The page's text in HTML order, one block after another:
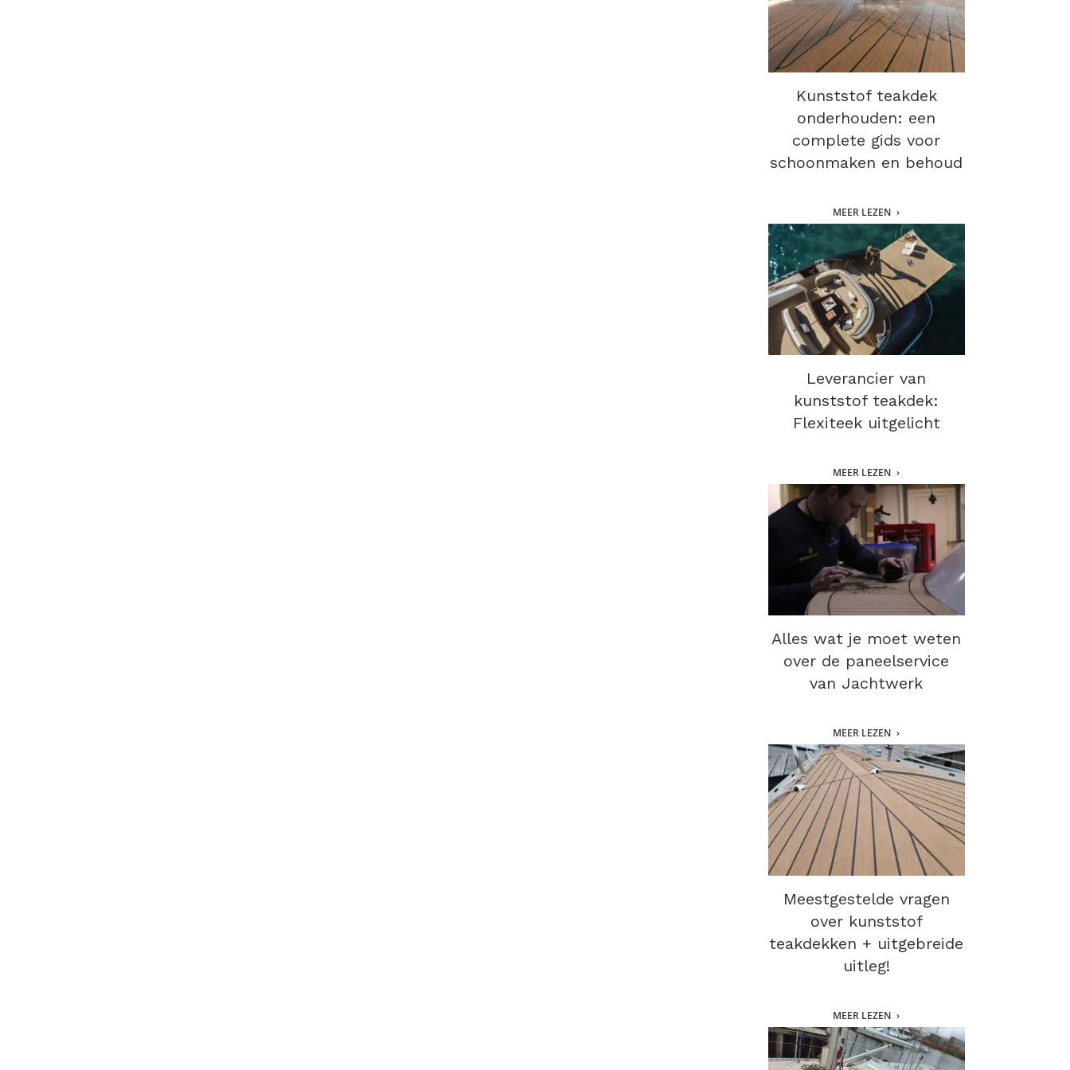
Kunststof teakdek
onderhouden: een
complete gids voor
schoonmaken en behoud
MEER LEZEN
Leverancier van
kunststof teakdek:
Flexiteek uitgelicht
MEER LEZEN
Alles wat je moet weten
over de paneelservice
van Jachtwerk
MEER LEZEN
Meestgestelde vragen
over kunststof
teakdekken + uitgebreide
uitleg!
MEER LEZEN